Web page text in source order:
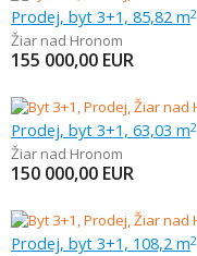
Prodej, byt 3+1, 85,82 m2
Žiar nad Hronom
155 000,00 EUR
Prodej, byt 3+1, 63,03 m2
Žiar nad Hronom
150 000,00 EUR
Prodej, byt 3+1, 108,2 m2